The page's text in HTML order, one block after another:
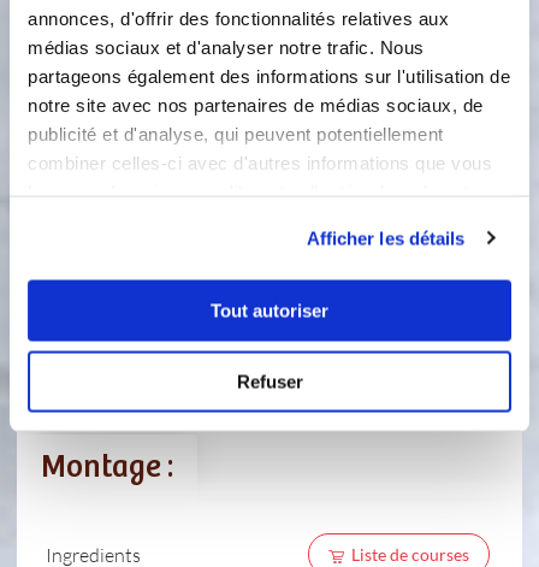
annonces, d'offrir des fonctionnalités relatives aux
médias sociaux et d'analyser notre trafic. Nous
partageons également des informations sur l'utilisation de
notre site avec nos partenaires de médias sociaux, de
publicité et d'analyse, qui peuvent potentiellement
combiner celles-ci avec d'autres informations que vous
Afficher les détails
Tout autoriser
Refuser
Accessoire(s) :
12min
110 °C
3
cul-de-poule et mélangez à l'aide
4
Pendant la cuisson de la sauce
béchamel, ouvrez les boîte de thon,
égouttez leur contenu dans une
Montage :
Ingredients Liste de courses